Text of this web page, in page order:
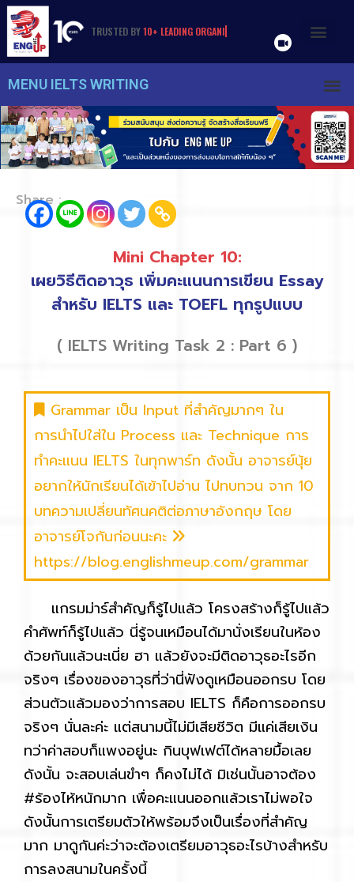
TRUSTED BY
10+LEADI NG ORG ANIZATIONS&
U
N
IV
E
R
S
IT
IE
S
MENU IELTS WRITING
Share :
Mini Chapter 10:
เผยวิธีติดอาวุธ เพิ่มคะแนนการเขียน Essay
สำหรับ IELTS และ TOEFL ทุกรูปแบบ
( IELTS Writing Task 2 : Part 6 )
Grammar เป็น Input ที่สำคัญมากๆ ใน
การนำไปใส่ใน Process และ Technique การ
ทำคะแนน IELTS ในทุกพาร์ท ดังนั้น อาจารย์นุ้ย
อยากให้นักเรียนได้เข้าไปอ่าน ไปทบทวน จาก 10
บทความเปลี่ยนทัศนคติต่อภาษาอังกฤษ โดย
อาจารย์โจกันก่อนนะคะ
https://blog.englishmeup.com/grammar
แกรมม่าร์สำคัญก็รู้ไปแล้ว โครงสร้างก็รู้ไปแล้ว
คำศัพท์ก็รู้ไปแล้ว นี่รู้จนเหมือนได้มานั่งเรียนในห้อง
ด้วยกันแล้วนะเนี่ย ฮา แล้วยังจะมีติดอาวุธอะไรอีก
จริงๆ เรื่องของอาวุธที่ว่านี่ฟังดูเหมือนออกรบ โดย
ส่วนตัวแล้วมองว่าการสอบ IELTS ก็คือการออกรบ
จริงๆ นั่นละค่ะ แต่สนามนี้ไม่มีเสียชีวิต มีแค่เสียเงิน
ทว่าค่าสอบก็แพงอยู่นะ กินบุฟเฟต์ได้หลายมื้อเลย
ดังนั้น จะสอบเล่นขำๆ ก็คงไม่ได้ มิเช่นนั้นอาจต้อง
#ร้องไห้หนักมาก เพื่อคะแนนออกแล้วเราไม่พอใจ
ดังนั้นการเตรียมตัวให้พร้อมจึงเป็นเรื่องที่สำคัญ
มาก มาดูกันค่ะว่าจะต้องเตรียมอาวุธอะไรบ้างสำหรับ
การลงสนามในครั้งนี้